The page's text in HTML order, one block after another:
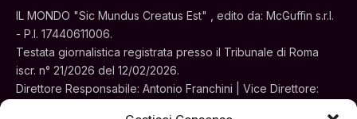
IL MONDO "Sic Mundus Creatus Est" , edito da: McGuffin s.r.l.
- P.I. 17440611006.
Testata giornalistica registrata presso il Tribunale di Roma
iscr. n° 21/2026 del 12/02/2026.
Direttore Responsabile: Antonio Franchini | Vice Direttore: